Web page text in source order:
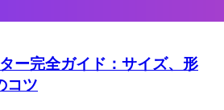
ー完全ガイド：サイズ、形
コツ